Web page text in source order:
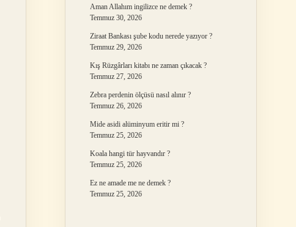
Aman Allahım ingilizce ne demek ?
Temmuz 30, 2026
Ziraat Bankası şube kodu nerede yazıyor ?
Temmuz 29, 2026
Kış Rüzgârları kitabı ne zaman çıkacak ?
Temmuz 27, 2026
Zebra perdenin ölçüsü nasıl alınır ?
Temmuz 26, 2026
Mide asidi alüminyum eritir mi ?
Temmuz 25, 2026
Koala hangi tür hayvandır ?
Temmuz 25, 2026
Ez ne amade me ne demek ?
Temmuz 25, 2026